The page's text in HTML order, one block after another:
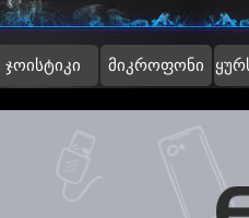
ჯოისტიკი მიკროფონი